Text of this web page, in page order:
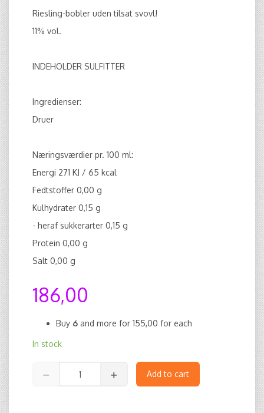
Riesling-bobler uden tilsat svovl!
11% vol.
INDEHOLDER SULFITTER
Ingredienser:
Druer
Næringsværdier pr. 100 ml:
Energi 271 KJ / 65 kcal
Fedtstoffer 0,00 g
Kulhydrater 0,15 g
- heraf sukkerarter 0,15 g
Protein 0,00 g
Salt 0,00 g
186,00
Buy 6 and more for 155,00 for each
In stock
Add to cart